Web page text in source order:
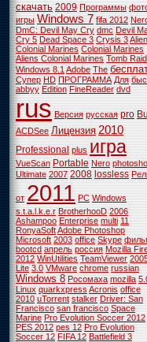
скачать 2009 Программы
игры Windows 7 fifa 2012
DmC: Devil May Cry dmc Devil
Cry 5 Dead Space 3 Crysis 3
Colonial Marines Colonial Marines
Aliens Colonial Marines Tomb
Windows 8.1Adobe The
Супер HD ПРОГРАММА Для
abbyy Edition FineReader dvd
rus Версия русская pro
ACDSee Лицензия 2010
Professional plus игра
VueScan Portable Nero
Ultimate 2007 2008 lossless
от 2011 PC Windows
s.t.a.l.k.e.r BrotherhooD 2006
Ashampoo Enterprise multi 11
RonyaSoftAdobe Photoshop
Microsoft 2003 office Skype
bootcd апрель россия Mozilla
2012 WinUtilities TeamViewer
Lite 3.0 VMware chrome russian
Windows 8 Росомаха mozilla
Linux quarkxpressAcronis office
2010 uTorrent stalker Driver: San
Francisco san francisco Space
Marine Pro Evolution Soccer 2012
PES 2012 pes 12 Pro Evolution
Soccer 12 FIFA 12 Battlefield 3